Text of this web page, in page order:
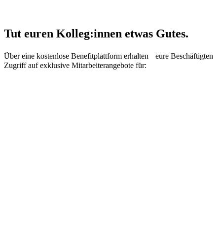
Tut euren Kolleg:innen etwas Gutes.
Über eine kostenlose Benefitplattform erhalten eure Beschäftigten
Zugriff auf exklusive Mitarbeiterangebote für: